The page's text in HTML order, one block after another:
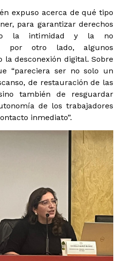
expuso acerca de qué tipo
para garantizar derechos
la intimidad y la no
por otro lado, algunos
la desconexión digital. Sobre
“pareciera ser no solo un
de restauración de las
también de resguardar
de los trabajadores
inmediato”.